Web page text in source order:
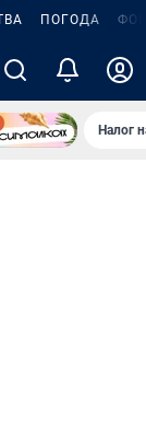
ПОГОДА
Налог